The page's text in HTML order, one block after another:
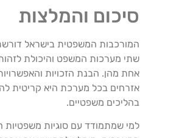
סיכום והמלצות
המורכבות המשפטית בישראל
שתי מערכות המשפט והיכולת
אחת מהן. הבנת הזכויות
אזרחים בכל מערכת היא קריטית
בהליכים משפטיים.
למי שמתמודד עם סוגיות משפטיות